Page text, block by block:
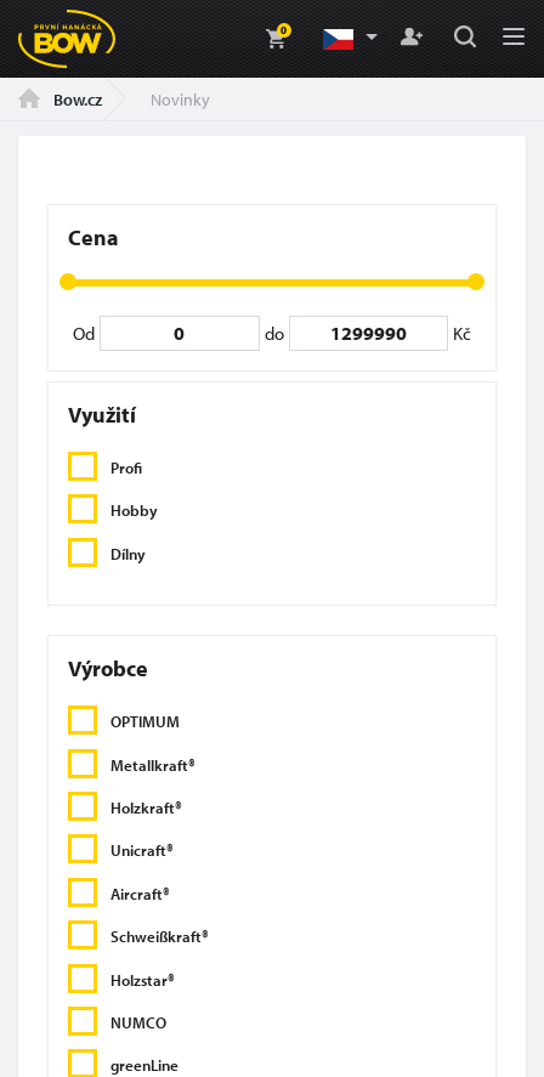
0
Bow.cz Novinky
Cena
Od do Kč
Využití
Profi
Hobby
Dílny
Výrobce
OPTIMUM
Metallkraft®
Holzkraft®
Unicraft®
Aircraft®
Schweißkraft®
Holzstar®
NUMCO
greenLine